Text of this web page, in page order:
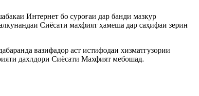
Интернет бо суроғаи дар банди мазкур
Сиёсати махфият ҳамеша дар саҳифаи зерин
вазифадор аст истифодаи хизматгузории
дахлдори Сиёсати Махфият мебошад.